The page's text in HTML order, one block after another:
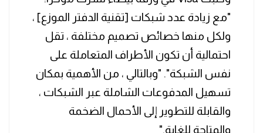
"مع زيادة عدد شبكات [تقنية الدفتر الموزع] ،
ولكل منها خصائص تصميم مختلفة ، تقل
احتمالية أن تكون الأطراف المتعاملة على
نفس الشبكة". "وبالتالي ، من الأهمية بمكان
تسهيل المدفوعات الشاملة عبر الشبكات ،
والقابلة للتطوير إلى الأحمال الضخمة
والمتاحة للغاية."